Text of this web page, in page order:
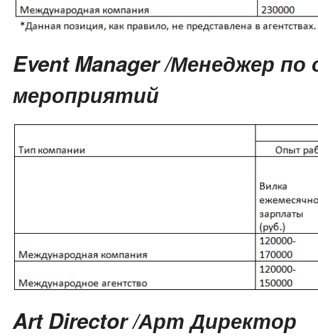
Event Manager /Менеджер по
мероприятий
Art Director /Арт Директор